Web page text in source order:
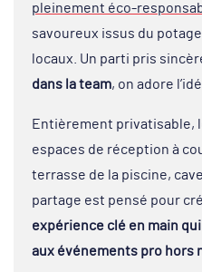
pleinement éco-
savoureux issus du
locaux. Un parti pris
dans la team, on adore
Entièrement privatisable,
espaces de réception à
terrasse de la piscine,
partage est pensé pour
expérience clé en main
aux événements pro hors